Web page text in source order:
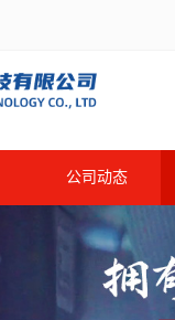
公司动态